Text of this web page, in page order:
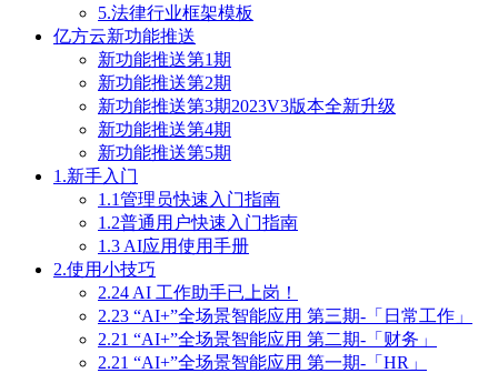
5.法律行业框架模板
亿方云新功能推送
新功能推送第1期
新功能推送第2期
新功能推送第3期2023V3版本全新升级
新功能推送第4期
新功能推送第5期
1.新手入门
1.1管理员快速入门指南
1.2普通用户快速入门指南
1.3 AI应用使用手册
2.使用小技巧
2.24 AI 工作助手已上岗！
2.23 “AI+”全场景智能应用 第三期-「日常工作」
2.21 “AI+”全场景智能应用 第二期-「财务」
2.21 “AI+”全场景智能应用 第一期-「HR」